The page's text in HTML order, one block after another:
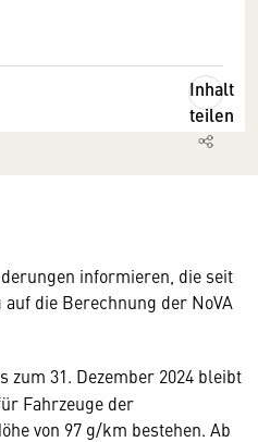
Inhalt
teilen
informieren, die seit
die Berechnung der NoVA
zum 31. Dezember 2024 bleibt
Fahrzeuge der
von 97 g/km bestehen. Ab